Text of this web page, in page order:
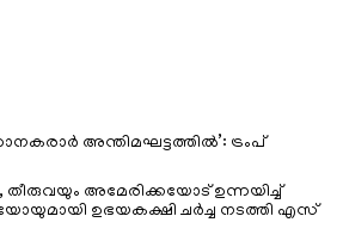
അന്തിമഘട്ടത്തിൽ‌’: ട്രംപ്
തീരുവയും അമേരിക്കയോട് ഉന്നയിച്ച്
ഉഭയകക്ഷി ചർച്ച നടത്തി എസ്